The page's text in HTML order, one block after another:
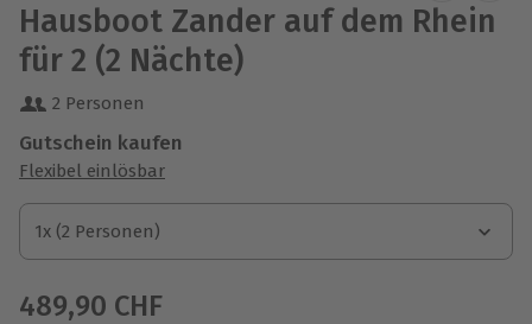
Hausboot Zander auf dem Rhein
für 2 (2 Nächte)
2 Personen
Gutschein kaufen
Flexibel einlösbar
1x (2 Personen)
1x (2 Personen)
1x (2 Personen)
489,90 CHF